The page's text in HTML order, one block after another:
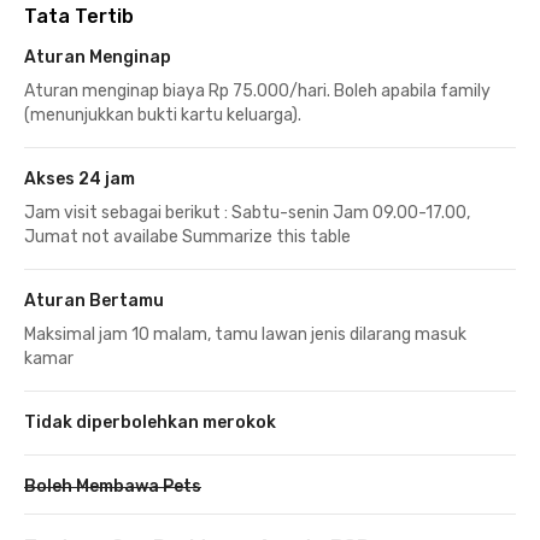
Tata Tertib
Aturan Menginap
Aturan menginap biaya Rp 75.000/hari. Boleh apabila family
(menunjukkan bukti kartu keluarga).
Akses 24 jam
Jam visit sebagai berikut : Sabtu-senin Jam 09.00-17.00,
Jumat not availabe Summarize this table
Aturan Bertamu
Maksimal jam 10 malam, tamu lawan jenis dilarang masuk
kamar
Tidak diperbolehkan merokok
Boleh Membawa Pets